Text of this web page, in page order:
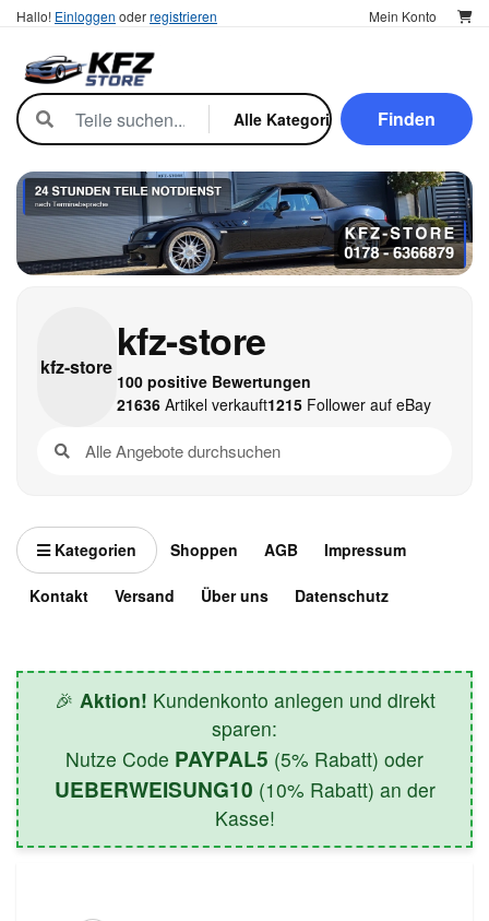
Hallo! Einloggen oderregistrieren Mein Konto
Finden
kfz-store
kfz-store
100 positive Bewertungen
21636Artikel verkauft1215Follower auf eBay
Kategorien Shoppen AGB Impressum
Kontakt Versand Über uns Datenschutz
🎉 Aktion! Kundenkonto anlegen und direkt
sparen:
Nutze Code PAYPAL5 (5% Rabatt) oder
UEBERWEISUNG10 (10% Rabatt) an der
Kasse!